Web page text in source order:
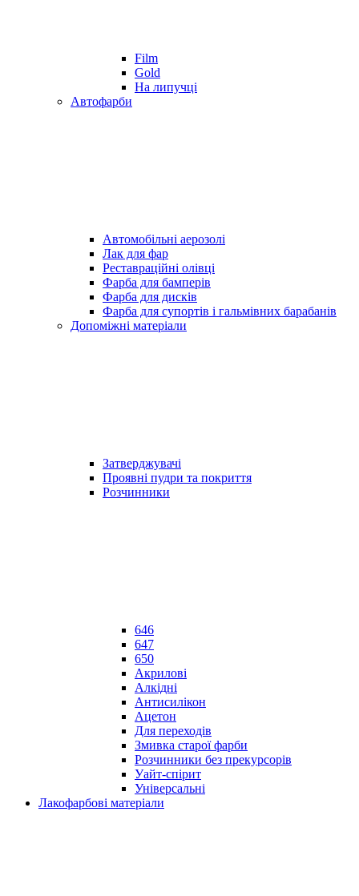
Film
Gold
На липучці
Автофарби
Автомобільні аерозолі
Лак для фар
Реставраційні олівці
Фарба для бамперів
Фарба для дисків
Фарба для супортів і гальмівних барабанів
Допоміжні матеріали
Затверджувачі
Проявні пудри та покриття
Розчинники
646
647
650
Акрилові
Алкідні
Антисилікон
Ацетон
Для переходів
Змивка старої фарби
Розчинники без прекурсорів
Уайт-спірит
Універсальні
Лакофарбові матеріали